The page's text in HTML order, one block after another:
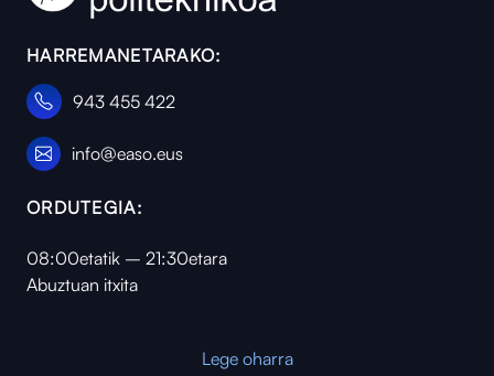
HARREMANETARAKO:
943 455 422
info@easo.eus
ORDUTEGIA:
08:00etatik – 21:30etara
Abuztuan itxita
Lege oharra